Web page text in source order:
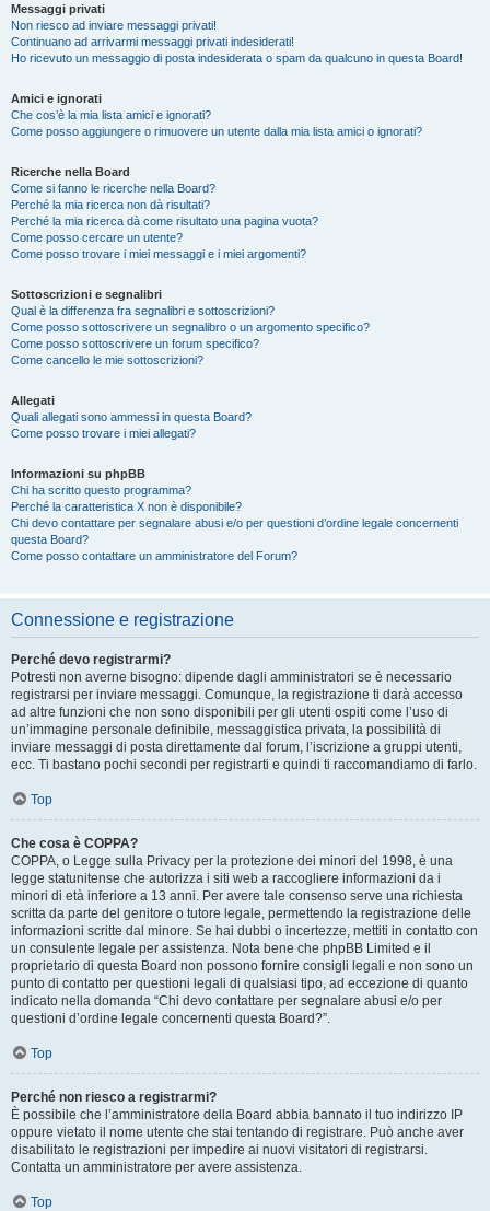
Messaggi privati
Non riesco ad inviare messaggi privati!
Continuano ad arrivarmi messaggi privati indesiderati!
Ho ricevuto un messaggio di posta indesiderata o spam da qualcuno in questa Board!
Amici e ignorati
Che cos’è la mia lista amici e ignorati?
Come posso aggiungere o rimuovere un utente dalla mia lista amici o ignorati?
Ricerche nella Board
Come si fanno le ricerche nella Board?
Perché la mia ricerca non dà risultati?
Perché la mia ricerca dà come risultato una pagina vuota?
Come posso cercare un utente?
Come posso trovare i miei messaggi e i miei argomenti?
Sottoscrizioni e segnalibri
Qual è la differenza fra segnalibri e sottoscrizioni?
Come posso sottoscrivere un segnalibro o un argomento specifico?
Come posso sottoscrivere un forum specifico?
Come cancello le mie sottoscrizioni?
Allegati
Quali allegati sono ammessi in questa Board?
Come posso trovare i miei allegati?
Informazioni su phpBB
Chi ha scritto questo programma?
Perché la caratteristica X non è disponibile?
Chi devo contattare per segnalare abusi e/o per questioni d’ordine legale concernenti
questa Board?
Come posso contattare un amministratore del Forum?
Connessione e registrazione
Perché devo registrarmi?
Potresti non averne bisogno: dipende dagli amministratori se è necessario
registrarsi per inviare messaggi. Comunque, la registrazione ti darà accesso
ad altre funzioni che non sono disponibili per gli utenti ospiti come l’uso di
un’immagine personale definibile, messaggistica privata, la possibilità di
inviare messaggi di posta direttamente dal forum, l’iscrizione a gruppi utenti,
ecc. Ti bastano pochi secondi per registrarti e quindi ti raccomandiamo di farlo.
Top
Che cosa è COPPA?
COPPA, o Legge sulla Privacy per la protezione dei minori del 1998, è una
legge statunitense che autorizza i siti web a raccogliere informazioni da i
minori di età inferiore a 13 anni. Per avere tale consenso serve una richiesta
scritta da parte del genitore o tutore legale, permettendo la registrazione delle
informazioni scritte dal minore. Se hai dubbi o incertezze, mettiti in contatto con
un consulente legale per assistenza. Nota bene che phpBB Limited e il
proprietario di questa Board non possono fornire consigli legali e non sono un
punto di contatto per questioni legali di qualsiasi tipo, ad eccezione di quanto
indicato nella domanda “Chi devo contattare per segnalare abusi e/o per
questioni d’ordine legale concernenti questa Board?”.
Top
Perché non riesco a registrarmi?
È possibile che l’amministratore della Board abbia bannato il tuo indirizzo IP
oppure vietato il nome utente che stai tentando di registrare. Può anche aver
disabilitato le registrazioni per impedire ai nuovi visitatori di registrarsi.
Contatta un amministratore per avere assistenza.
Top